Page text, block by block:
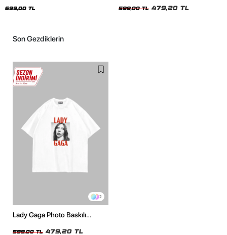
699,00 TL 599,00 TL 479,20 TL
Son Gezdiklerin
2
Lady Gaga Photo Baskılı
599,00 TL 479,20 TL